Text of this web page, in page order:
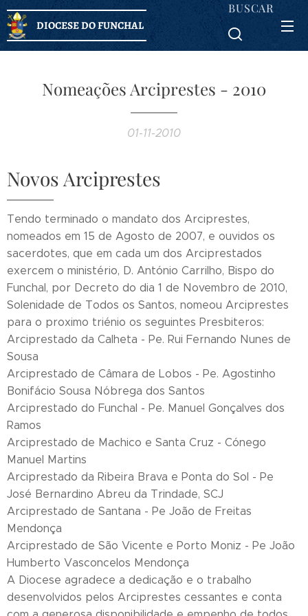
DIOCESE DO FUNCHAL
BUSCAR
Nomeações Arciprestes - 2010
01-11-2010
Novos Arciprestes
Tendo terminado o mandato dos Arciprestes,
nomeados em 15 de Agosto de 2007, e ouvidos os
sacerdotes, que em cada um dos Arciprestados
exercem o ministério, D. António Carrilho, Bispo do
Funchal, por Decreto do dia 1 de Novembro de 2010,
Solenidade de Todos os Santos, nomeou Arciprestes
para o proximo triénio os seguintes Presbiteros:
Arciprestado da Calheta - Pe. Rui Fernando Nunes de
Sousa
Arciprestado de Câmara de Lobos - Pe. Agostinho
Bonifácio Sousa Nóbrega dos Santos
Arciprestado do Funchal - Pe. Manuel Gonçalves dos
Ramos
Arciprestado de Machico e Santa Cruz - Cónego
Manuel Martins
Arciprestado da Ribeira Brava e Ponta do Sol - Pe
José Bernardino Abreu da Trindade, SCJ
Arciprestado de Santana - Pe João de Freitas
Mendonça
Arciprestado de São Vicente e Porto Moniz - Pe João
Humberto Vasconcelos Mendonça
A Diocese agradece a dedicação e o trabalho
desenvolvidos pelos Arciprestes cessantes e conta